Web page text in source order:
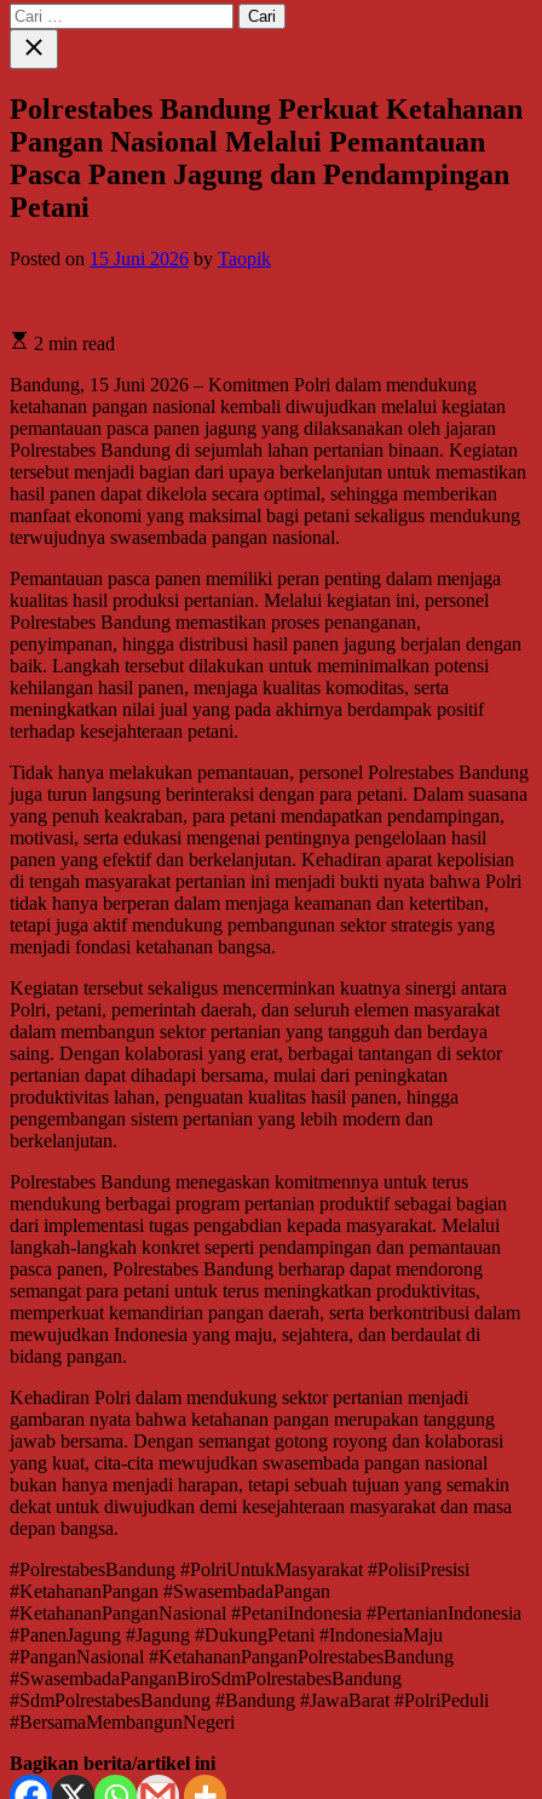
Cari
untuk:
Close
search
Polrestabes Bandung Perkuat Ketahanan
Pangan Nasional Melalui Pemantauan
Pasca Panen Jagung dan Pendampingan
Petani
Posted on 15 Juni 2026 by Taopik
2 min read
Bandung, 15 Juni 2026 – Komitmen Polri dalam mendukung
ketahanan pangan nasional kembali diwujudkan melalui kegiatan
pemantauan pasca panen jagung yang dilaksanakan oleh jajaran
Polrestabes Bandung di sejumlah lahan pertanian binaan. Kegiatan
tersebut menjadi bagian dari upaya berkelanjutan untuk memastikan
hasil panen dapat dikelola secara optimal, sehingga memberikan
manfaat ekonomi yang maksimal bagi petani sekaligus mendukung
terwujudnya swasembada pangan nasional.
Pemantauan pasca panen memiliki peran penting dalam menjaga
kualitas hasil produksi pertanian. Melalui kegiatan ini, personel
Polrestabes Bandung memastikan proses penanganan,
penyimpanan, hingga distribusi hasil panen jagung berjalan dengan
baik. Langkah tersebut dilakukan untuk meminimalkan potensi
kehilangan hasil panen, menjaga kualitas komoditas, serta
meningkatkan nilai jual yang pada akhirnya berdampak positif
terhadap kesejahteraan petani.
Tidak hanya melakukan pemantauan, personel Polrestabes Bandung
juga turun langsung berinteraksi dengan para petani. Dalam suasana
yang penuh keakraban, para petani mendapatkan pendampingan,
motivasi, serta edukasi mengenai pentingnya pengelolaan hasil
panen yang efektif dan berkelanjutan. Kehadiran aparat kepolisian
di tengah masyarakat pertanian ini menjadi bukti nyata bahwa Polri
tidak hanya berperan dalam menjaga keamanan dan ketertiban,
tetapi juga aktif mendukung pembangunan sektor strategis yang
menjadi fondasi ketahanan bangsa.
Kegiatan tersebut sekaligus mencerminkan kuatnya sinergi antara
Polri, petani, pemerintah daerah, dan seluruh elemen masyarakat
dalam membangun sektor pertanian yang tangguh dan berdaya
saing. Dengan kolaborasi yang erat, berbagai tantangan di sektor
pertanian dapat dihadapi bersama, mulai dari peningkatan
produktivitas lahan, penguatan kualitas hasil panen, hingga
pengembangan sistem pertanian yang lebih modern dan
berkelanjutan.
Polrestabes Bandung menegaskan komitmennya untuk terus
mendukung berbagai program pertanian produktif sebagai bagian
dari implementasi tugas pengabdian kepada masyarakat. Melalui
langkah-langkah konkret seperti pendampingan dan pemantauan
pasca panen, Polrestabes Bandung berharap dapat mendorong
semangat para petani untuk terus meningkatkan produktivitas,
memperkuat kemandirian pangan daerah, serta berkontribusi dalam
mewujudkan Indonesia yang maju, sejahtera, dan berdaulat di
bidang pangan.
Kehadiran Polri dalam mendukung sektor pertanian menjadi
gambaran nyata bahwa ketahanan pangan merupakan tanggung
jawab bersama. Dengan semangat gotong royong dan kolaborasi
yang kuat, cita-cita mewujudkan swasembada pangan nasional
bukan hanya menjadi harapan, tetapi sebuah tujuan yang semakin
dekat untuk diwujudkan demi kesejahteraan masyarakat dan masa
depan bangsa.
#PolrestabesBandung #PolriUntukMasyarakat #PolisiPresisi
#KetahananPangan #SwasembadaPangan
#KetahananPanganNasional #PetaniIndonesia #PertanianIndonesia
#PanenJagung #Jagung #DukungPetani #IndonesiaMaju
#PanganNasional #KetahananPanganPolrestabesBandung
#SwasembadaPanganBiroSdmPolrestabesBandung
#SdmPolrestabesBandung #Bandung #JawaBarat #PolriPeduli
#BersamaMembangunNegeri
Bagikan berita/artikel ini